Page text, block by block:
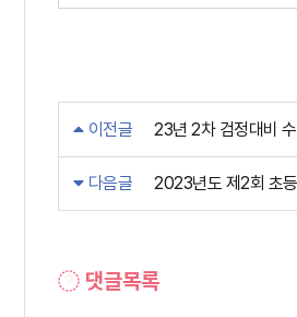
이전글 23년 2차 검정대비
다음글 2023년도 제2회 초
댓글목록